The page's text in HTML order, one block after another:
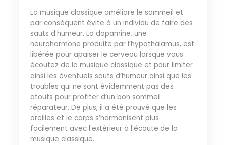
La musique classique améliore le sommeil et
par conséquent évite à un individu de faire des
sauts d’humeur. La dopamine, une
neurohormone produite par l’hypothalamus, est
libérée pour apaiser le cerveau lorsque vous
écoutez de la musique classique et pour limiter
ainsi les éventuels sauts d’humeur ainsi que les
troubles qui ne sont évidemment pas des
atouts pour profiter d’un bon sommeil
réparateur. De plus, il a été prouvé que les
oreilles et le corps s’harmonisent plus
facilement avec l’extérieur à l’écoute de la
musique classique.